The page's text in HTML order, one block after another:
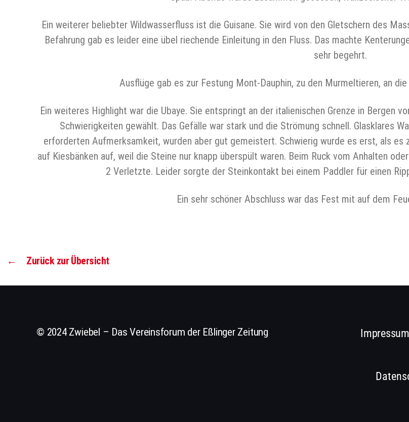
Ein weiterer beliebter Wildwasserfluss ist die Guisane. Sie wird von den Gletschern des
Befahrung gab es leider eine übel riechende Einleitung in den Fluss. Das machte
sehr begehrt.
Ausflüge gab es zur Festung Mont-Dauphin, zu den Murmeltieren, an
Ein weiteres Highlight war die Ubaye. Sie entspringt an der italienischen Grenze in Bergen
Schwierigkeiten gewählt. Das Gefälle war stark und die Strömung schnell. Glasklares
erforderten Aufmerksamkeit, wurden aber gut gemeistert. Schwierig wurde es erst, als es
auf Kiesbänken auf, weil die Steine nur knapp überspült waren. Beim Ruck vom Anhalten
2 Verletzte. Leider sorgte der Steinkontakt bei einem Paddler für einen
Ein sehr schöner Abschluss war das Fest mit auf dem
← Zurück zur Übersicht
© 2024 Zwiebel – Das Vereinsforum der Eßlinger Zeitung Impressum